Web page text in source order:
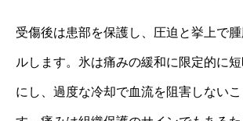
受傷後は患部を保護し、圧迫と挙上で
ルします。氷は痛みの緩和に限定的に
にし、過度な冷却で血流を阻害しない